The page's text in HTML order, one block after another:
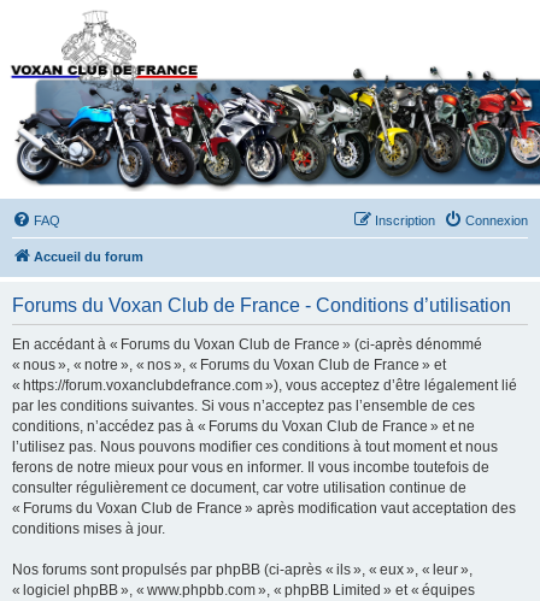
Forums du Voxan Club
de France
FAQ Connexion
Inscription
Accueil du forum
Forums du Voxan Club de France - Conditions d’utilisation
En accédant à « Forums du Voxan Club de France » (ci-après dénommé
« nous », « notre », « nos », « Forums du Voxan Club de France » et
« https://forum.voxanclubdefrance.com »), vous acceptez d’être légalement lié
par les conditions suivantes. Si vous n’acceptez pas l’ensemble de ces
conditions, n’accédez pas à « Forums du Voxan Club de France » et ne
l’utilisez pas. Nous pouvons modifier ces conditions à tout moment et nous
ferons de notre mieux pour vous en informer. Il vous incombe toutefois de
consulter régulièrement ce document, car votre utilisation continue de
« Forums du Voxan Club de France » après modification vaut acceptation des
conditions mises à jour.
Nos forums sont propulsés par phpBB (ci-après « ils », « eux », « leur »,
« logiciel phpBB », « www.phpbb.com », « phpBB Limited » et « équipes